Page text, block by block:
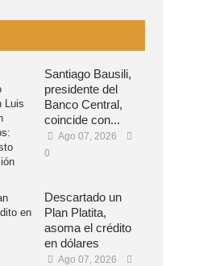
Santiago Bausili,
presidente del
Banco Central,
coincide con...
Ago 07, 2026
0
Descartado un
Plan Platita,
asoma el crédito
en dólares
Ago 07, 2026